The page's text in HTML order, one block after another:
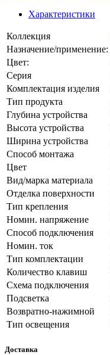
Характеристики
Коллекция
Назначение/применение:
Цвет:
Серия
Комплектация изделия
Тип продукта
Глубина устройства
Высота устройства
Ширина устройства
Способ монтажа
Цвет
Вид/марка материала
Отделка поверхности
Тип крепления
Номин. напряжение
Способ подключения
Номин. ток
Тип комплектации
Количество клавиш
Схема подключения
Подсветка
Возвратно-нажимной
Тип освещения
Доставка